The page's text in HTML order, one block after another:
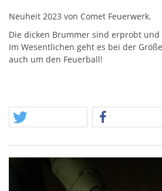
Neuheit 2023 von Comet Feuerwerk.
Die dicken Brummer sind erprobt und
Im Wesentlichen geht es bei der
auch um den Feuerball!